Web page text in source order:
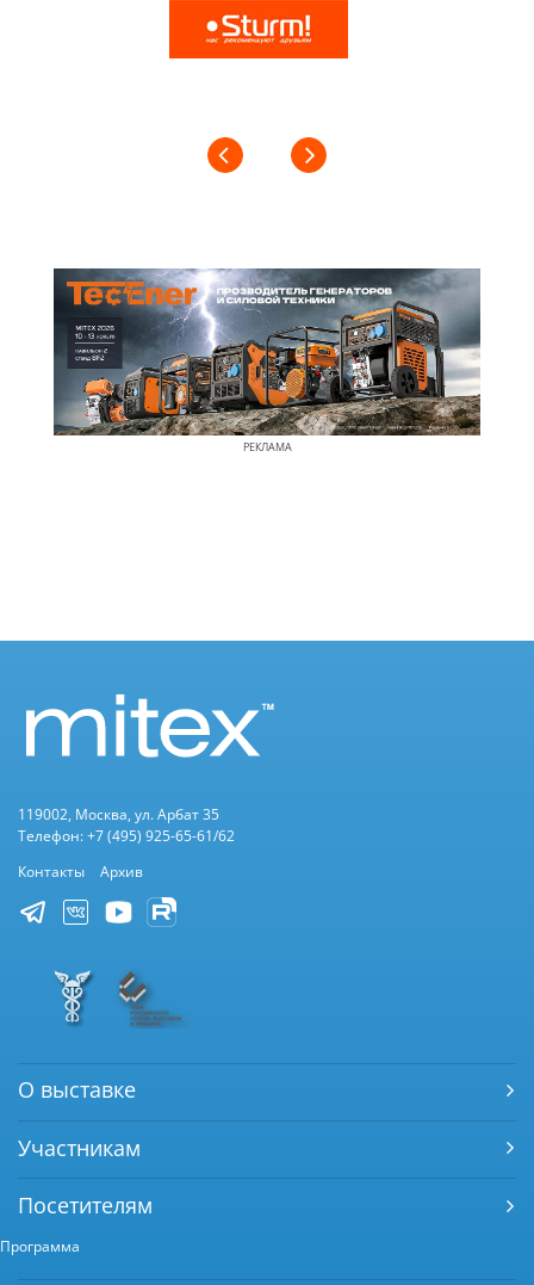
РЕКЛАМА
119002, Москва, ул. Арбат 35
Телефон: +7 (495) 925-65-61/62
Контакты
Архив
О выставке
Участникам
Посетителям
Программа